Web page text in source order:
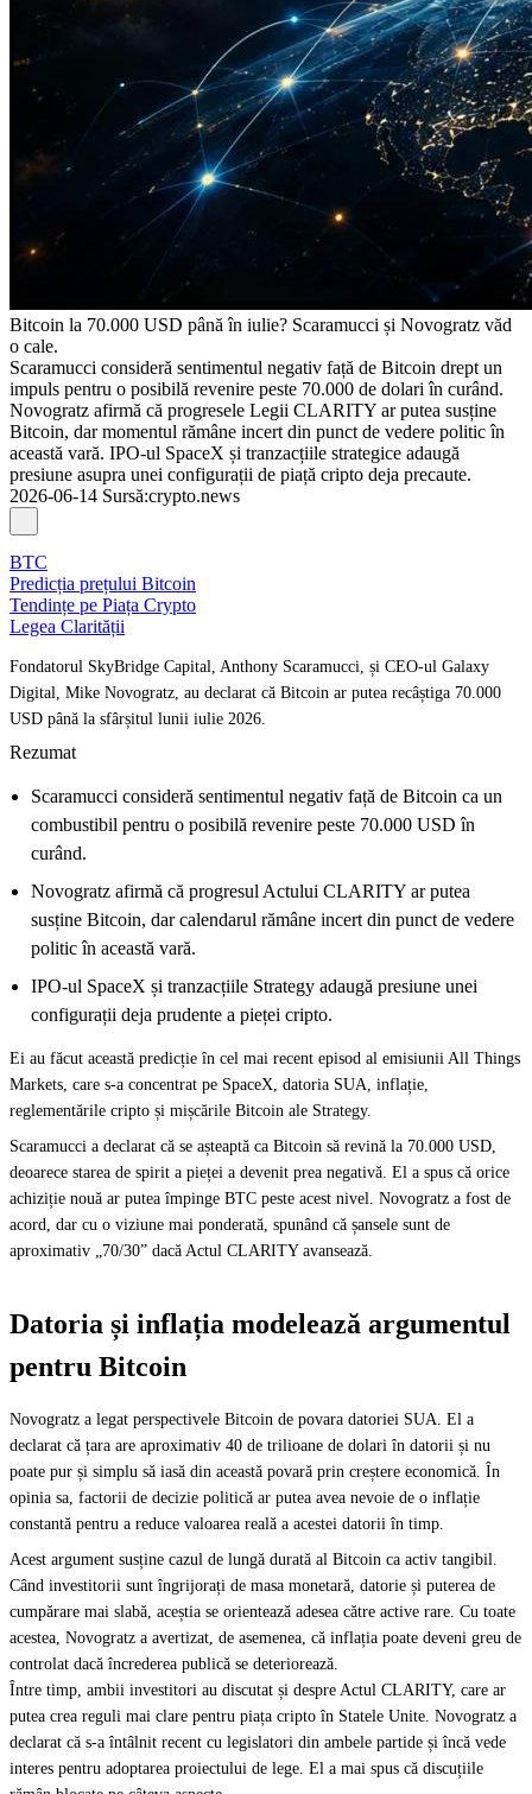
Bitcoin la 70.000 USD până în iulie? Scaramucci și Novogratz văd
o cale.
Scaramucci consideră sentimentul negativ față de Bitcoin drept un
impuls pentru o posibilă revenire peste 70.000 de dolari în curând.
Novogratz afirmă că progresele Legii CLARITY ar putea susține
Bitcoin, dar momentul rămâne incert din punct de vedere politic în
această vară. IPO-ul SpaceX și tranzacțiile strategice adaugă
presiune asupra unei configurații de piață cripto deja precaute.
2026-06-14 Sursă:crypto.news
BTC
Predicția prețului Bitcoin
Tendințe pe Piața Crypto
Legea Clarității
Fondatorul SkyBridge Capital, Anthony Scaramucci, și CEO-ul Galaxy
Digital, Mike Novogratz, au declarat că Bitcoin ar putea recâștiga 70.000
USD până la sfârșitul lunii iulie 2026.
Rezumat
Scaramucci consideră sentimentul negativ față de Bitcoin ca un
combustibil pentru o posibilă revenire peste 70.000 USD în
curând.
Novogratz afirmă că progresul Actului CLARITY ar putea
susține Bitcoin, dar calendarul rămâne incert din punct de vedere
politic în această vară.
IPO-ul SpaceX și tranzacțiile Strategy adaugă presiune unei
configurații deja prudente a pieței cripto.
Ei au făcut această predicție în cel mai recent episod al emisiunii All Things
Markets, care s-a concentrat pe SpaceX, datoria SUA, inflație,
reglementările cripto și mișcările Bitcoin ale Strategy.
Scaramucci a declarat că se așteaptă ca Bitcoin să revină la 70.000 USD,
deoarece starea de spirit a pieței a devenit prea negativă. El a spus că orice
achiziție nouă ar putea împinge BTC peste acest nivel. Novogratz a fost de
acord, dar cu o viziune mai ponderată, spunând că șansele sunt de
aproximativ „70/30” dacă Actul CLARITY avansează.
Datoria și inflația modelează argumentul
pentru Bitcoin
Novogratz a legat perspectivele Bitcoin de povara datoriei SUA. El a
declarat că țara are aproximativ 40 de trilioane de dolari în datorii și nu
poate pur și simplu să iasă din această povară prin creștere economică. În
opinia sa, factorii de decizie politică ar putea avea nevoie de o inflație
constantă pentru a reduce valoarea reală a acestei datorii în timp.
Acest argument susține cazul de lungă durată al Bitcoin ca activ tangibil.
Când investitorii sunt îngrijorați de masa monetară, datorie și puterea de
cumpărare mai slabă, aceștia se orientează adesea către active rare. Cu toate
acestea, Novogratz a avertizat, de asemenea, că inflația poate deveni greu de
controlat dacă încrederea publică se deteriorează.
Între timp, ambii investitori au discutat și despre Actul CLARITY, care ar
putea crea reguli mai clare pentru piața cripto în Statele Unite. Novogratz a
declarat că s-a întâlnit recent cu legislatori din ambele partide și încă vede
interes pentru adoptarea proiectului de lege. El a mai spus că discuțiile